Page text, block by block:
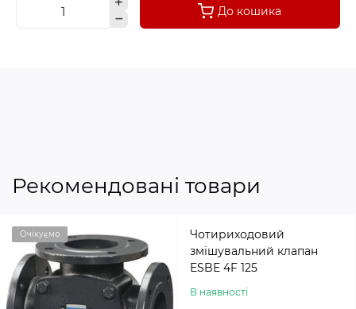
До кошика
Рекомендовані товари
Очікуємо
Чотириходовий
змішувальний клапан
ESBE 4F 125
В наявності